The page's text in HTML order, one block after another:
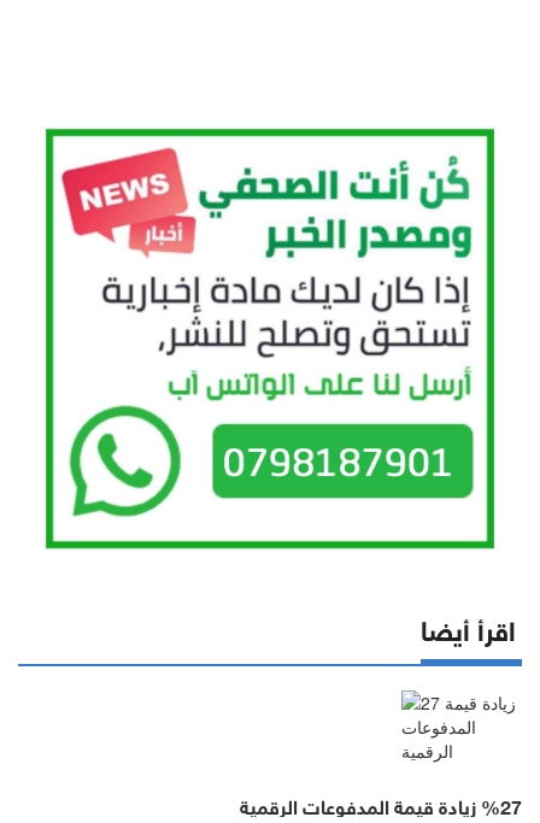
اقرأ أيضا
%27 زيادة قيمة المدفوعات الرقمية